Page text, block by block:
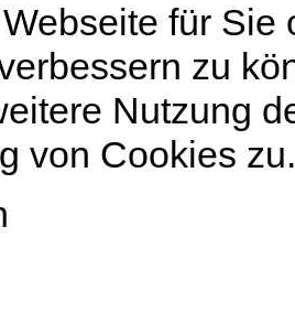
für
zu
Nutzung
von Cookies